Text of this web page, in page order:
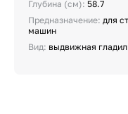
Глубина (см): 58.7
Предназначение: для
машин
Вид: выдвижная